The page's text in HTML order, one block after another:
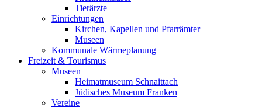
Tierärzte
Einrichtungen
Kirchen, Kapellen und Pfarrämter
Museen
Kommunale Wärmeplanung
Freizeit & Tourismus
Museen
Heimatmuseum Schnaittach
Jüdisches Museum Franken
Vereine